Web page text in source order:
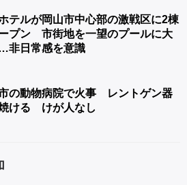
テルが岡山市中心部の激戦区に2棟
プン 市街地を一望のプールに大
非日常感を意識
の動物病院で火事 レントゲン器
ける けが人なし